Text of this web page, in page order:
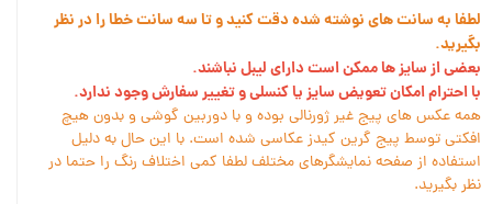
لطفا به سانت های نوشته شده دقت کنید و تا سه سانت خطا را در نظر
بگیرید.
بعضی از سایز ها ممکن است دارای لیبل نباشند.
با احترام امکان تعویض سایز یا کنسلی و تغییر سفارش وجود ندارد.
همه عکس های پیج غیر ژورنالی بوده و با دوربین گوشی و بدون هیچ
افکتی توسط پیج گرین کیدز عکاسی شده است. با این حال به دلیل
استفاده از صفحه نمایشگرهای مختلف لطفا کمی اختلاف رنگ را حتما در
نظر بگیرید.